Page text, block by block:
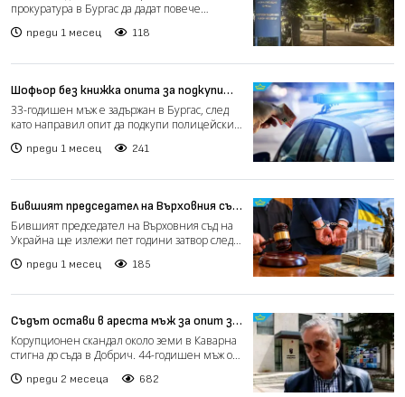
ВиК (видео)
прокуратура в Бургас да дадат повече
преди 1 месец 118
Шофьор без книжка опита за подкупи
полицай с 10 евро
33-годишен мъж е задържан в Бургас, след
като направил опит да подкупи полицейски
преди 1 месец 241
Бившият председател на Върховния съд
на Украйна влиза в затвора за корупция
Бившият председател на Върховния съд на
Украйна ще излежи пет години затвор след
преди 1 месец 185
Съдът остави в ареста мъж за опит за
подкуп на областния управител в Добрич
(видео)
Корупционен скандал около земи в Каварна
стигна до съда в Добрич. 44-годишен мъж от
преди 2 месеца 682